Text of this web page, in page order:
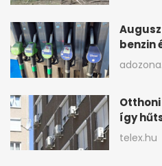
benzin
ára
így
telex.hu